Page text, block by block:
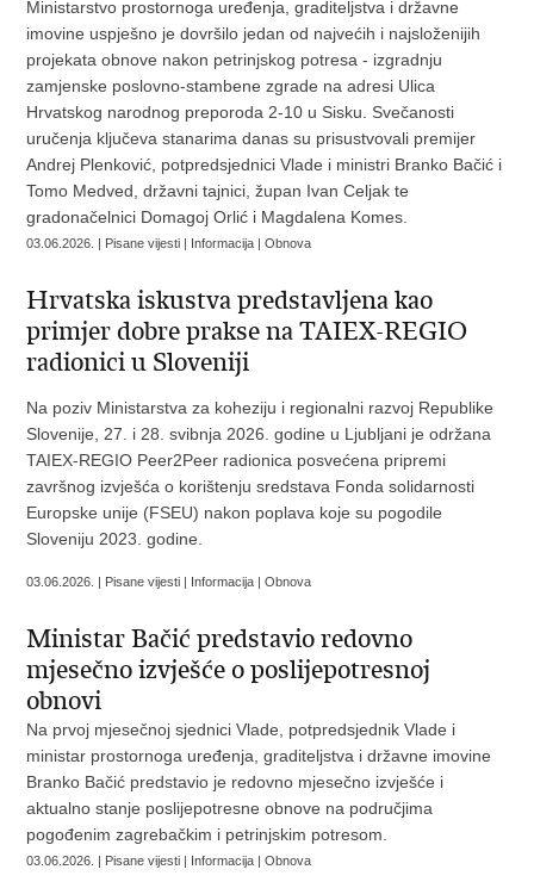
Ministarstvo prostornoga uređenja, graditeljstva i državne
imovine uspješno je dovršilo jedan od najvećih i najsloženijih
projekata obnove nakon petrinjskog potresa - izgradnju
zamjenske poslovno-stambene zgrade na adresi Ulica
Hrvatskog narodnog preporoda 2-10 u Sisku. Svečanosti
uručenja ključeva stanarima danas su prisustvovali premijer
Andrej Plenković, potpredsjednici Vlade i ministri Branko Bačić i
Tomo Medved, državni tajnici, župan Ivan Celjak te
gradonačelnici Domagoj Orlić i Magdalena Komes.
03.06.2026. | Pisane vijesti | Informacija | Obnova
Hrvatska iskustva predstavljena kao
primjer dobre prakse na TAIEX-REGIO
radionici u Sloveniji
Na poziv Ministarstva za koheziju i regionalni razvoj Republike
Slovenije, 27. i 28. svibnja 2026. godine u Ljubljani je održana
TAIEX-REGIO Peer2Peer radionica posvećena pripremi
završnog izvješća o korištenju sredstava Fonda solidarnosti
Europske unije (FSEU) nakon poplava koje su pogodile
Sloveniju 2023. godine.
03.06.2026. | Pisane vijesti | Informacija | Obnova
Ministar Bačić predstavio redovno
mjesečno izvješće o poslijepotresnoj
obnovi
Na prvoj mjesečnoj sjednici Vlade, potpredsjednik Vlade i
ministar prostornoga uređenja, graditeljstva i državne imovine
Branko Bačić predstavio je redovno mjesečno izvješće i
aktualno stanje poslijepotresne obnove na područjima
pogođenim zagrebačkim i petrinjskim potresom.
03.06.2026. | Pisane vijesti | Informacija | Obnova